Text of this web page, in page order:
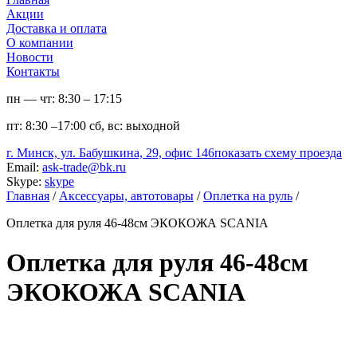
Акции
Доставка и оплата
О компании
Новости
Контакты
пн — чт: 8:30 – 17:15
пт: 8:30 –17:00 сб, вс: выходной
г. Минск, ул. Бабушкина, 29, офис 146показать схему проезда
Email: ask-trade@bk.ru
Skype: skype
Главная / Аксессуары, автотовары / Оплетка на руль /
Оплетка для руля 46-48см ЭКОКОЖА SCANIA
Оплетка для руля 46-48см
ЭКОКОЖА SCANIA